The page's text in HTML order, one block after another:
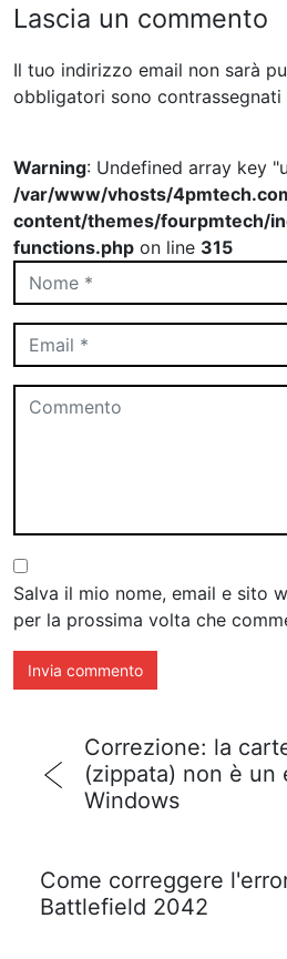
Lascia un commento
Il tuo indirizzo email non sarà
obbligatori sono contrassegnati
Warning: Undefined array key
/var/www/vhosts/
content/themes/fourpmtech/
functions.php on line 315
Salva il mio nome, email e sito
per la prossima volta che
Correzione: la
(zippata) non è un
Windows
Come correggere
Battlefield 2042